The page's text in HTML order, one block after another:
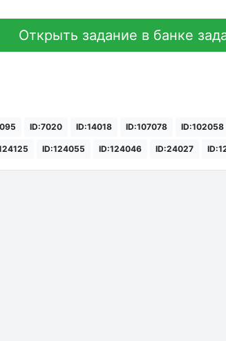
Открыть задание в банке
ID:7020 ID:14018 ID:107078 ID:102058
ID:124055 ID:124046 ID:24027